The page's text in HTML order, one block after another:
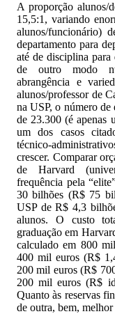
A proporção alunos/
15,5:1, variando
alunos/funcionário)
departamento para
até de disciplina
de outro modo
abrangência e
alunos/professor de
na USP, o número de
de 23.300 (é apenas
um dos casos
técnico-
crescer. Comparar
de Harvard
frequência pela
30 bilhões (R$ 75
USP de R$ 4,3
alunos. O custo
graduação em
calculado em 800
400 mil euros (R$
200 mil euros (R$
200 mil euros (R$
Quanto às reservas
de outra, bem,